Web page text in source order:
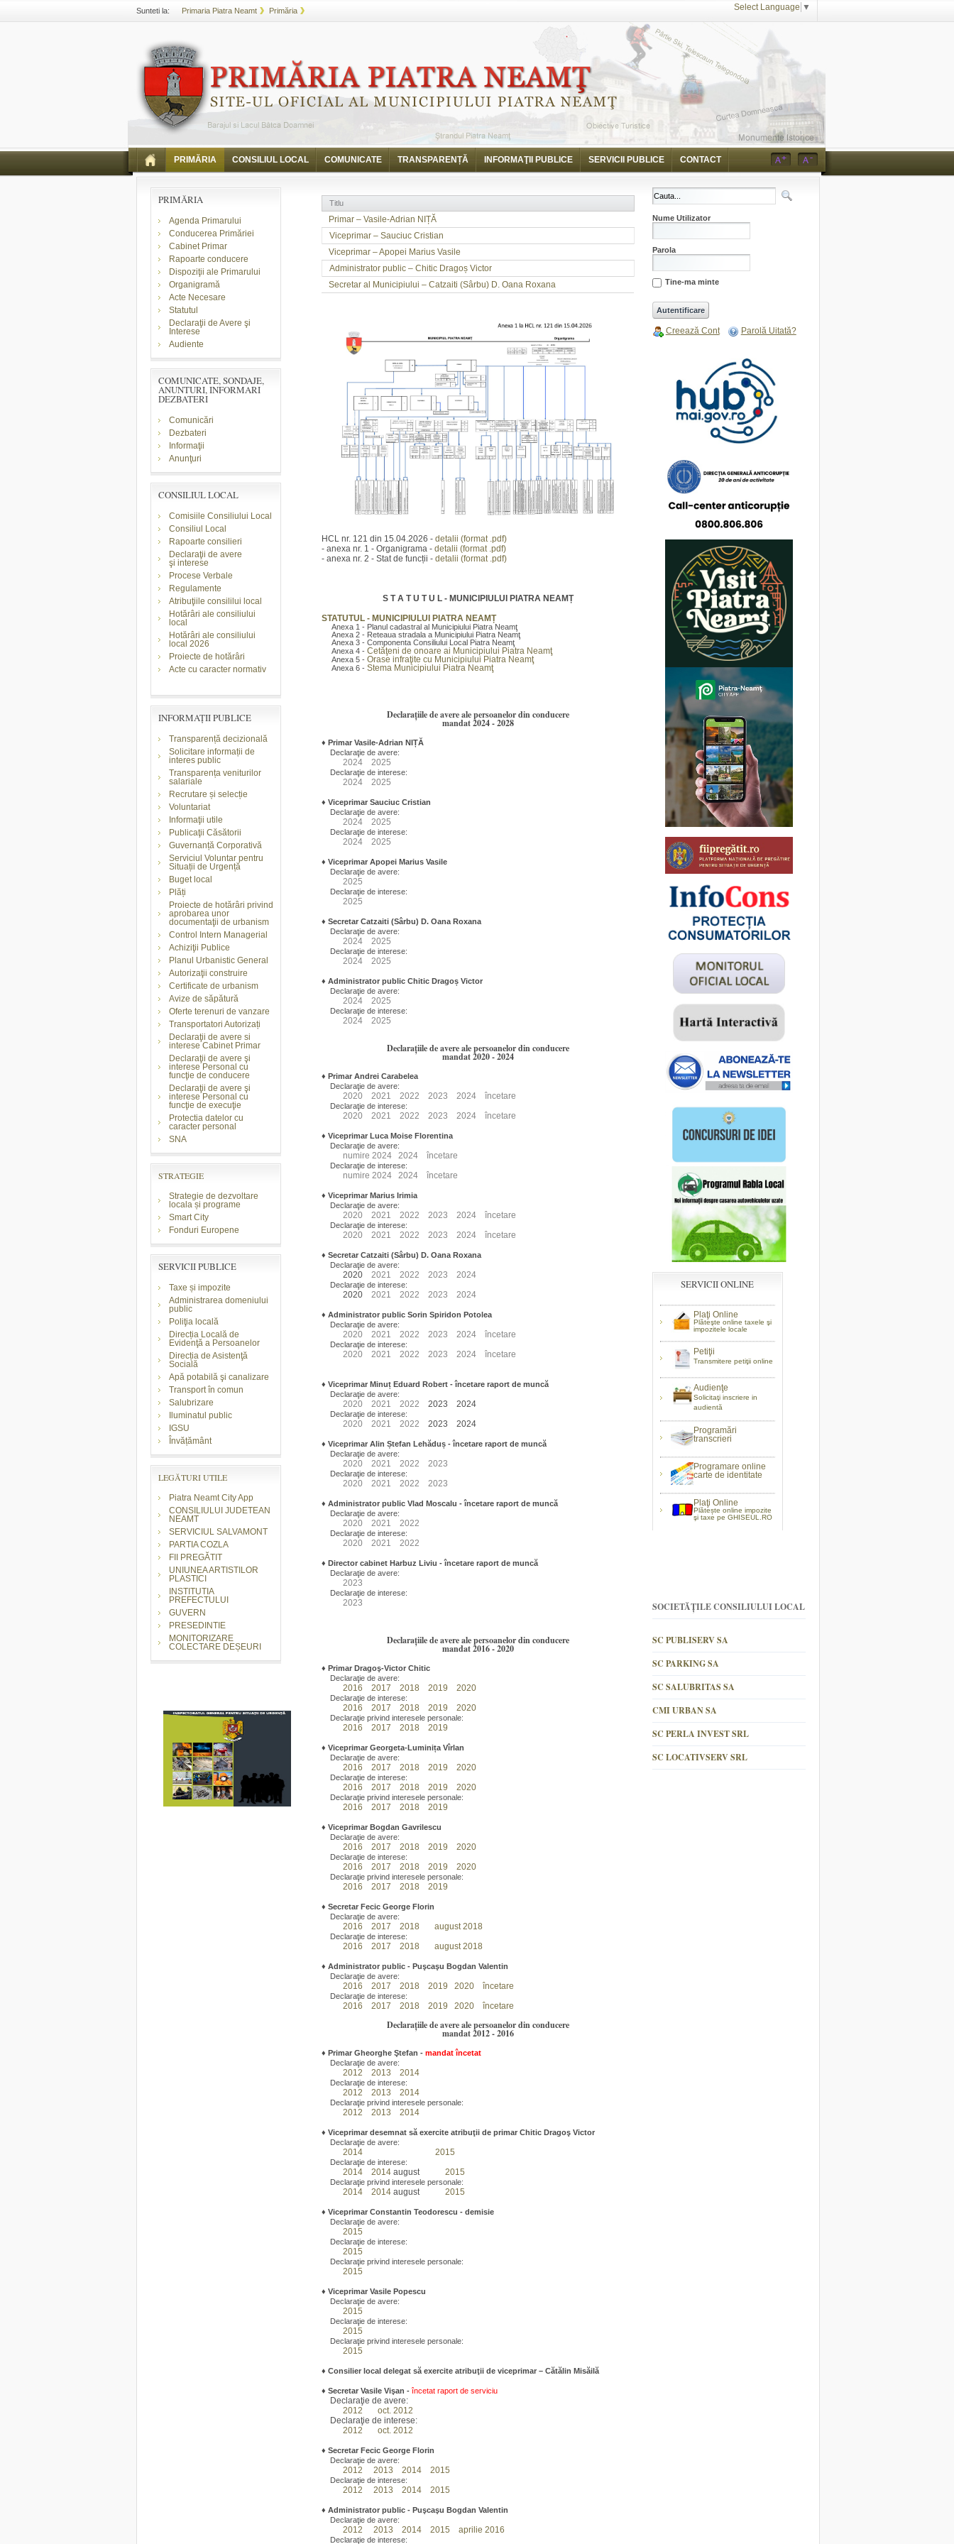
Sunteti la: Primaria Piatra Neamt Primăria Select Language ▼
PRIMĂRIA CONSILIUL LOCAL COMUNICATE TRANSPARENȚĂ INFORMAŢII PUBLICE SERVICII PUBLICE CONTACT
PRIMĂRIA
Agenda Primarului
Conducerea Primăriei
Cabinet Primar
Rapoarte conducere
Dispoziţii ale Primarului
Organigramă
Acte Necesare
Statutul
Declaraţii de Avere şi
Interese
Audiente
COMUNICATE, SONDAJE,
ANUNTURI, INFORMARI
DEZBATERI
Comunicări
Dezbateri
Informaţii
Anunţuri
CONSILIUL LOCAL
Comisiile Consiliului Local
Consiliul Local
Rapoarte consilieri
Declaraţii de avere
şi interese
Procese Verbale
Regulamente
Atribuţiile consililui local
Hotărâri ale consiliului
local
Hotărâri ale consiliului
local 2026
Proiecte de hotărâri
Acte cu caracter normativ
INFORMAŢII PUBLICE
Transparență decizională
Solicitare informații de
interes public
Transparența veniturilor
salariale
Recrutare și selecție
Voluntariat
Informaţii utile
Publicaţii Căsătorii
Guvernanță Corporativă
Serviciul Voluntar pentru
Situații de Urgență
Buget local
Plăți
Proiecte de hotărâri privind
aprobarea unor
documentaţii de urbanism
Control Intern Managerial
Achiziţii Publice
Planul Urbanistic General
Autorizaţii construire
Certificate de urbanism
Avize de săpătură
Oferte terenuri de vanzare
Transportatori Autorizați
Declaraţii de avere si
interese Cabinet Primar
Declaraţii de avere şi
interese Personal cu
funcţie de conducere
Declaraţii de avere şi
interese Personal cu
funcţie de execuţie
Protectia datelor cu
caracter personal
SNA
STRATEGIE
Strategie de dezvoltare
locala și programe
Smart City
Fonduri Europene
SERVICII PUBLICE
Taxe și impozite
Administrarea domeniului
public
Poliţia locală
Direcția Locală de
Evidenţă a Persoanelor
Direcția de Asistenţă
Socială
Apă potabilă şi canalizare
Transport în comun
Salubrizare
Iluminatul public
IGSU
Învățământ
LEGĂTURI UTILE
Piatra Neamt City App
CONSILIULUI JUDETEAN
NEAMT
SERVICIUL SALVAMONT
PARTIA COZLA
FII PREGĂTIT
UNIUNEA ARTISTILOR
PLASTICI
INSTITUTIA
PREFECTULUI
GUVERN
PRESEDINTIE
MONITORIZARE
COLECTARE DEȘEURI
Titlu
Primar – Vasile-Adrian NIȚĂ
Viceprimar – Sauciuc Cristian
Viceprimar – Apopei Marius Vasile
Administrator public – Chitic Dragoș Victor
Secretar al Municipiului – Catzaiti (Sârbu) D. Oana Roxana
HCL nr. 121 din 15.04.2026 - detalii (format .pdf)
- anexa nr. 1 - Organigrama - detalii (format .pdf)
- anexa nr. 2 - Stat de funcții - detalii (format .pdf)
S T A T U T U L - MUNICIPIULUI PIATRA NEAMȚ
STATUTUL - MUNICIPIULUI PIATRA NEAMȚ
Anexa 1 - Planul cadastral al Municipiului Piatra Neamţ
Anexa 2 - Reteaua stradala a Municipiului Piatra Neamţ
Anexa 3 - Componenta Consiliului Local Piatra Neamţ
Anexa 4 - Cetăţeni de onoare ai Municipiului Piatra Neamţ
Anexa 5 - Orase infraţite cu Municipiului Piatra Neamţ
Anexa 6 - Stema Municipiului Piatra Neamţ
Declarațiile de avere ale persoanelor din conducere
mandat 2024 - 2028
♦ Primar Vasile-Adrian NIȚĂ
Declaraţie de avere:
2024 2025
Declaraţie de interese:
2024 2025
♦ Viceprimar Sauciuc Cristian
Declaraţie de avere:
2024 2025
Declaraţie de interese:
2024 2025
♦ Viceprimar Apopei Marius Vasile
Declaraţie de avere:
2025
Declaraţie de interese:
2025
♦ Secretar Catzaiti (Sârbu) D. Oana Roxana
Declaraţie de avere:
2024 2025
Declaraţie de interese:
2024 2025
♦ Administrator public Chitic Dragoș Victor
Declaraţie de avere:
2024 2025
Declaraţie de interese:
2024 2025
Declarațiile de avere ale persoanelor din conducere
mandat 2020 - 2024
♦ Primar Andrei Carabelea
Declaraţie de avere:
2020 2021 2022 2023 2024 încetare
Declaraţie de interese:
2020 2021 2022 2023 2024 încetare
♦ Viceprimar Luca Moise Florentina
Declaraţie de avere:
numire 2024 2024 încetare
Declaraţie de interese:
numire 2024 2024 încetare
♦ Viceprimar Marius Irimia
Declaraţie de avere:
2020 2021 2022 2023 2024 încetare
Declaraţie de interese:
2020 2021 2022 2023 2024 încetare
♦ Secretar Catzaiti (Sârbu) D. Oana Roxana
Declaraţie de avere:
2020 2021 2022 2023 2024
Declaraţie de interese:
2020 2021 2022 2023 2024
♦ Administrator public Sorin Spiridon Potolea
Declaraţie de avere:
2020 2021 2022 2023 2024 încetare
Declaraţie de interese:
2020 2021 2022 2023 2024 încetare
♦ Viceprimar Minuț Eduard Robert- încetare raport de muncă
Declaraţie de avere:
2020 2021 2022 2023 2024
Declaraţie de interese:
2020 2021 2022 2023 2024
♦ Viceprimar Alin Ștefan Lehăduș- încetare raport de muncă
Declaraţie de avere:
2020 2021 2022 2023
Declaraţie de interese:
2020 2021 2022 2023
♦ Administrator public Vlad Moscalu - încetare raport de muncă
Declaraţie de avere:
2020 2021 2022
Declaraţie de interese:
2020 2021 2022
♦ Director cabinet Harbuz Liviu - încetare raport de muncă
Declaraţie de avere:
2023
Declaraţie de interese:
2023
Declarațiile de avere ale persoanelor din conducere
mandat 2016 - 2020
♦ Primar Dragoş-Victor Chitic
Declaraţie de avere:
2016 2017 2018 2019 2020
Declaraţie de interese:
2016 2017 2018 2019 2020
Declaraţie privind interesele personale:
2016 2017 2018 2019
♦ Viceprimar Georgeta-Luminița Vîrlan
Declaraţie de avere:
2016 2017 2018 2019 2020
Declaraţie de interese:
2016 2017 2018 2019 2020
Declaraţie privind interesele personale:
2016 2017 2018 2019
♦ Viceprimar Bogdan Gavrilescu
Declaraţie de avere:
2016 2017 2018 2019 2020
Declaraţie de interese:
2016 2017 2018 2019 2020
Declaraţie privind interesele personale:
2016 2017 2018 2019
♦ Secretar Fecic George Florin
Declaraţie de avere:
2016 2017 2018 august 2018
Declaraţie de interese:
2016 2017 2018 august 2018
♦ Administrator public - Puşcaşu Bogdan Valentin
Declaraţie de avere:
2016 2017 2018 2019 2020 încetare
Declaraţie de interese:
2016 2017 2018 2019 2020 încetare
Declarațiile de avere ale persoanelor din conducere
mandat 2012 - 2016
♦ Primar Gheorghe Ştefan - mandat încetat
Declaraţie de avere:
2012 2013 2014
Declaraţie de interese:
2012 2013 2014
Declaraţie privind interesele personale:
2012 2013 2014
♦ Viceprimar desemnat să exercite atribuţii de primar Chitic Dragoş Victor
Declaraţie de avere:
2014 2015
Declaraţie de interese:
2014 2014august 2015
Declaraţie privind interesele personale:
2014 2014august 2015
♦ Viceprimar Constantin Teodorescu - demisie
Declaraţie de avere:
2015
Declaraţie de interese:
2015
Declaraţie privind interesele personale:
2015
♦ Viceprimar Vasile Popescu
Declaraţie de avere:
2015
Declaraţie de interese:
2015
Declaraţie privind interesele personale:
2015
♦ Consilier local delegat să exercite atribuţii de viceprimar – Cătălin Misăilă
♦ Secretar Vasile Vişan - încetat raport de serviciu
Declaraţie de avere:
2012
oct. 2012
Declaraţie de interese:
2012
oct. 2012
♦ Secretar Fecic George Florin
Declaraţie de avere:
2012 2013 2014 2015
Declaraţie de interese:
2012 2013 2014 2015
♦ Administrator public - Puşcaşu Bogdan Valentin
Declaraţie de avere:
2012 2013 2014 2015 aprilie 2016
Declaraţie de interese:
Nume Utilizator
Parola
Tine-ma minte
Creează Cont Parolă Uitată?
SERVICII ONLINE
Plaţi Online
Plăteşte online taxele şi
impozitele locale
Petiţii
Transmitere petiţii online
Audienţe
Solicitaţi inscriere in
audientă
Programări
transcrieri
Programare online
carte de identitate
Plaţi Online
Plătește online impozite
şi taxe pe GHISEUL.RO
SOCIETĂȚILE CONSILIULUI LOCAL
SC PUBLISERV SA
SC PARKING SA
SC SALUBRITAS SA
CMI URBAN SA
SC PERLA INVEST SRL
SC LOCATIVSERV SRL